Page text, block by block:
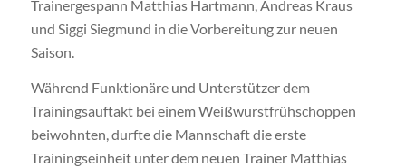
Trainergespann Matthias Hartmann, Andreas Kraus
und Siggi Siegmund in die Vorbereitung zur neuen
Saison.
Während Funktionäre und Unterstützer dem
Trainingsauftakt bei einem Weißwurstfrühschoppen
beiwohnten, durfte die Mannschaft die erste
Trainingseinheit unter dem neuen Trainer Matthias